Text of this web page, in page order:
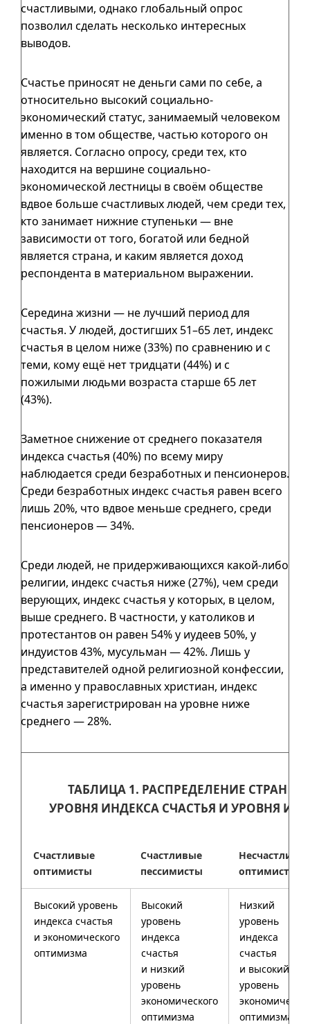
счастливыми, однако глобальный опрос
позволил сделать несколько интересных
выводов.
Счастье приносят не деньги сами по себе, а
относительно высокий социально-
экономический статус, занимаемый человеком
именно в том обществе, частью которого он
является. Согласно опросу, среди тех, кто
находится на вершине социально-
экономической лестницы в своём обществе
вдвое больше счастливых людей, чем среди тех,
кто занимает нижние ступеньки — вне
зависимости от того, богатой или бедной
является страна, и каким является доход
респондента в материальном выражении.
Середина жизни — не лучший период для
счастья. У людей, достигших 51–65лет, индекс
счастья в целом ниже (33%) по сравнению и с
теми, кому ещё нет тридцати (44%) и с
пожилыми людьми возраста старше 65 лет
(43%).
Заметное снижение от среднего показателя
индекса счастья (40%) по всему миру
наблюдается среди безработных и пенсионеров.
Среди безработных индекс счастья равен всего
лишь 20%, что вдвое меньше среднего, среди
пенсионеров — 34%.
Среди людей, не придерживающихся какой-либо
религии, индекс счастья ниже (27%), чем среди
верующих, индекс счастья у которых, в целом,
выше среднего. В частности, у католиков и
протестантов он равен 54% у иудеев 50%, у
индуистов 43%, мусульман — 42%. Лишь у
представителей одной религиозной конфессии,
а именно у православных христиан, индекс
счастья зарегистрирован на уровне ниже
среднего — 28%.
ТАБЛИЦА 1. РАСПРЕДЕЛЕНИЕ СТРАН
УРОВНЯ ИНДЕКСА СЧАСТЬЯ И УРОВНЯ
Счастливые
оптимисты
Счастливые
пессимисты
оптимисты
Высокий уровень
индекса счастья
и экономического
оптимизма
Высокий
уровень
индекса
счастья
и низкий
уровень
экономического
оптимизма
Низкий
уровень
индекса
счастья
и высокий
уровень
оптимизма